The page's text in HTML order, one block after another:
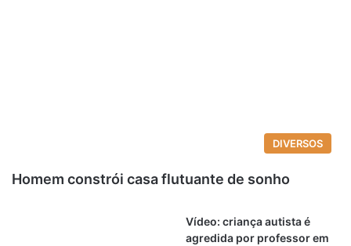
DIVERSOS
Homem constrói casa flutuante de sonho
Vídeo: criança autista é
agredida por professor em